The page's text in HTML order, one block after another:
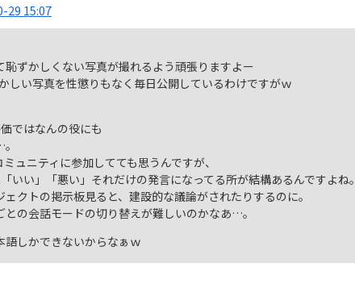
29 15:07
恥ずかしくない写真が撮れるよう頑張りますよー
しい写真を性懲りもなく毎日公開しているわけですがｗ
ではなんの役にも
ュニティに参加してても思うんですが、
いい」「悪い」それだけの発言になってる所が結構あるんですよね。
クトの掲示板見ると、建設的な議論がされたりするのに。
との会話モードの切り替えが難しいのかなあ…。
語しかできないからなぁｗ